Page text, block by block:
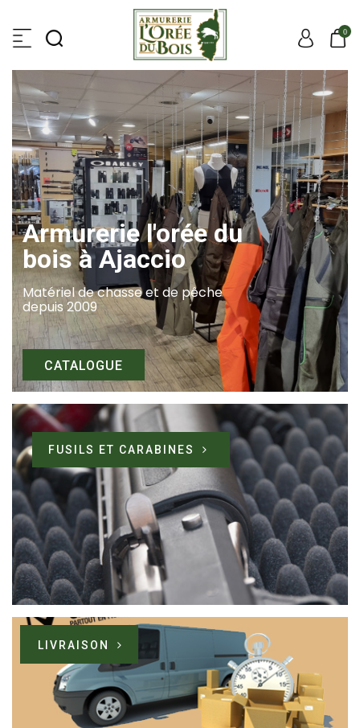
0
Armurerie l'orée du
bois à Ajaccio
Matériel de chasse et de pêche
depuis 2009
CATALOGUE
FUSILS ET CARABINES
LIVRAISON